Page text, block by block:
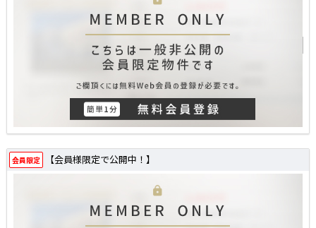
会員限定 【会員様限定で公開中！】